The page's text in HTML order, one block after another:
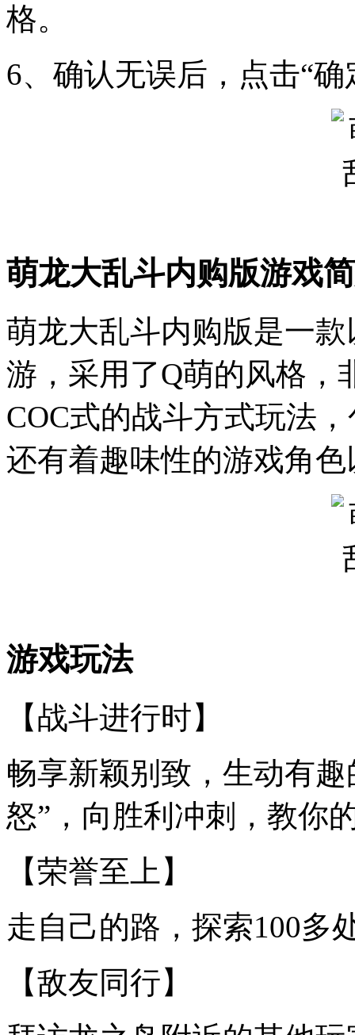
格。
6、确认无误后，点击“
萌龙大乱斗内购版游戏
萌龙大乱斗内购版是一
游，采用了Q萌的风格，
COC式的战斗方式玩法
还有着趣味性的游戏角
游戏玩法
【战斗进行时】
畅享新颖别致，生动有
怒”，向胜利冲刺，教你
【荣誉至上】
走自己的路，探索100多
【敌友同行】